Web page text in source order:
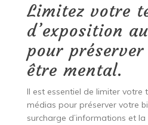
Limitez votre
d’exposition
pour
être mental.
Il est essentiel de limiter votre
médias pour préserver votre
surcharge d’informations et